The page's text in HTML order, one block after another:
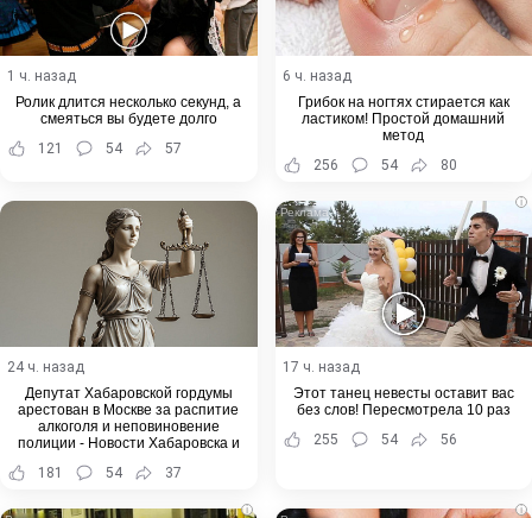
1 ч. назад
Ролик длится несколько секунд, а
смеяться вы будете долго
121
54 57
6 ч. назад
Грибок на ногтях стирается как
ластиком! Простой домашний
метод
256
54 80
24 ч. назад
Депутат Хабаровской гордумы
арестован в Москве за распитие
алкоголя и неповиновение
полиции - Новости Хабаровска и
181 54 37
i
17 ч. назад
Этот танец невесты оставит вас
без слов! Пересмотрела 10 раз
255
54 56
i i